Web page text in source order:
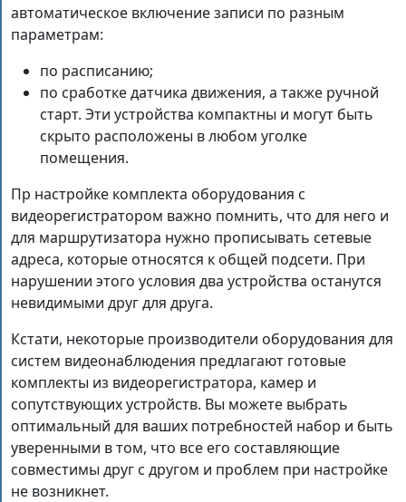
автоматическое включение записи по разным
параметрам:
по расписанию;
по сработке датчика движения, а также ручной
старт. Эти устройства компактны и могут быть
скрыто расположены в любом уголке
помещения.
Пр настройке комплекта оборудования с
видеорегистратором важно помнить, что для него и
для маршрутизатора нужно прописывать сетевые
адреса, которые относятся к общей подсети. При
нарушении этого условия два устройства останутся
невидимыми друг для друга.
Кстати, некоторые производители оборудования для
систем видеонаблюдения предлагают готовые
комплекты из видеорегистратора, камер и
сопутствующих устройств. Вы можете выбрать
оптимальный для ваших потребностей набор и быть
уверенными в том, что все его составляющие
совместимы друг с другом и проблем при настройке
не возникнет.